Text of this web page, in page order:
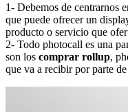
1- Debemos de centrarnos
que puede ofrecer un
producto o servicio que
2- Todo photocall es una
son los comprar rollup,
que va a recibir por parte